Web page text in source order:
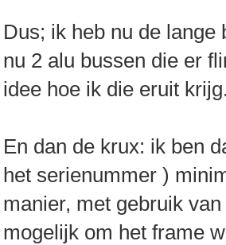
Dus; ik heb nu de
nu 2 alu bussen die er
idee hoe ik die eruit
En dan de krux: ik ben
het serienummer )
manier, met gebruik
mogelijk om het frame